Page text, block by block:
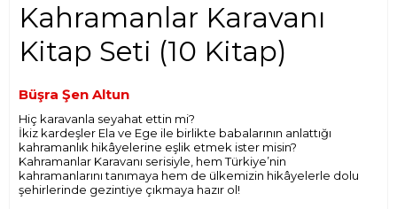
Kahramanlar Karavanı
Kitap Seti (10 Kitap)
Büşra Şen Altun
Hiç karavanla seyahat ettin mi?
İkiz kardeşler Ela ve Ege ile birlikte babalarının anlattığı
kahramanlık hikâyelerine eşlik etmek ister misin?
Kahramanlar Karavanı serisiyle, hem Türkiye’nin
kahramanlarını tanımaya hem de ülkemizin hikâyelerle dolu
şehirlerinde gezintiye çıkmaya hazır ol!